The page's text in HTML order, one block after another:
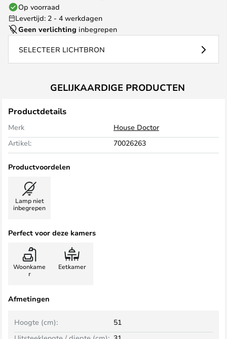
Op voorraad
Levertijd: 2 - 4 werkdagen
Geen verlichting inbegrepen
SELECTEER LICHTBRON
GELIJKAARDIGE PRODUCTEN
Productdetails
Merk
House Doctor
Artikel:
70026263
Productvoordelen
Lamp niet
inbegrepen
Perfect voor deze kamers
Woonkame
r
Eetkamer
Afmetingen
Hoogte (cm):
51